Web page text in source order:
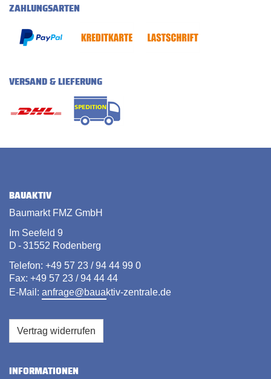
ZAHLUNGSARTEN
VERSAND & LIEFERUNG
BAUAKTIV
Baumarkt FMZ GmbH
Im Seefeld 9
D - 31552 Rodenberg
Telefon: +49 57 23 / 94 44 99 0
Fax: +49 57 23 / 94 44 44
E-Mail: anfrage@bauaktiv-zentrale.de
Vertrag widerrufen
INFORMATIONEN